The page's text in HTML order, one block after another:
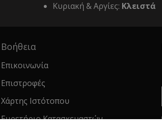
Κυριακή & Αργίες: Κλειστά
Βοήθεια
Επικοινωνία
Επιστροφές
Χάρτης Ιστότοπου
Ευρετήριο Κατασκευαστών